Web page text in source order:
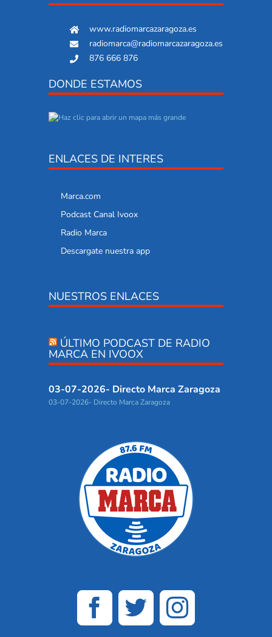
www.radiomarcazaragoza.es
radiomarca@radiomarcazaragoza.es
876 666 876
DONDE ESTAMOS
ENLACES DE INTERES
Marca.com
Podcast Canal Ivoox
Radio Marca
Descargate nuestra app
NUESTROS ENLACES
ÚLTIMO PODCAST DE RADIO
MARCA EN IVOOX
03-07-2026- Directo Marca Zaragoza
03-07-2026- Directo Marca Zaragoza